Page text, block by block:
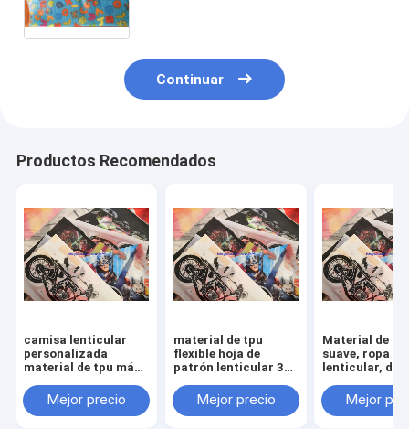
Continuar
Productos Recomendados
camisa lenticular
personalizada
material de tpu más
lenticular ropa textil
hojas de tela
Mejor precio
material de tpu
flexible hoja de
patrón lenticular 3d
de impresión de tela
para ropa de niños
Mejor precio
Material de
suave, ropa
lenticular,
hojas de tela
lenticular 3d
Mejor